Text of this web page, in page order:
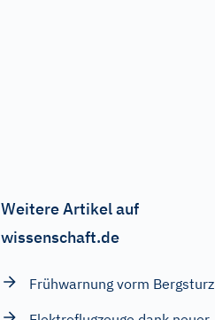
Weitere Artikel auf
wissenschaft.de
Frühwarnung vorm Bergsturz